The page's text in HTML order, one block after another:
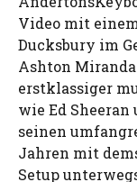
Video mit
Ducksbury im
Ashton
erstklassiger
wie Ed
seinen
Jahren mit
Setup